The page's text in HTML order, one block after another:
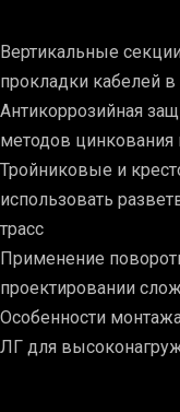
Вертикальные
прокладки кабелей
Антикоррозийная
методов
Тройниковые и
использовать
трасс
Применение
проектировании
Особенности
ЛГ для